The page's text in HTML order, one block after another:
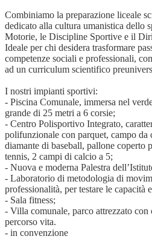
Combiniamo la preparazione liceale
dedicato alla cultura umanistica dello
Motorie, le Discipline Sportive e il
Ideale per chi desidera trasformare
competenze sociali e professionali,
ad un curriculum scientifico
I nostri impianti sportivi:
- Piscina Comunale, immersa nel
grande di 25 metri a 6 corsie;
- Centro Polisportivo Integrato,
polifunzionale con parquet, campo da
diamante di baseball, pallone coperto
tennis, 2 campi di calcio a 5;
- Nuova e moderna Palestra
- Laboratorio di metodologia di
professionalità, per testare le capacità
- Sala fitness;
- Villa comunale, parco attrezzato con
percorso vita.
- in convenzione